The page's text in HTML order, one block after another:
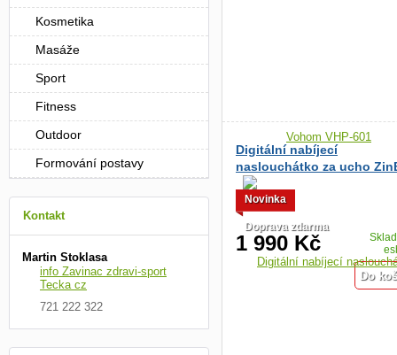
1 990 Kč
Digitální nabíjecí
naslouchátko za ucho
VHP-1206
Novinka
Doprava zdarma
Kosmetika
Masáže
Sport
Fitness
Outdoor
Formování postavy
Kontakt
Martin Stoklasa
info Zavinac zdravi-sport
Tecka cz
721 222 322